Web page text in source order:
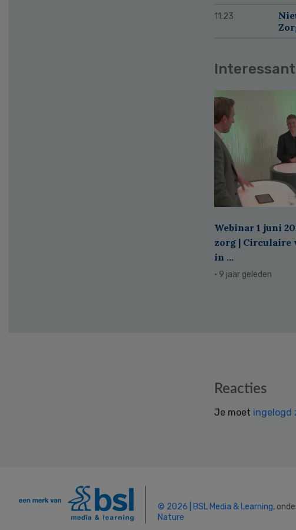
11:23
Webinar 1 juni
zorg | Circulaire
in ...
· 9 jaar geleden
Reacties
Je moet ingelogd
© 2026 | BSL Media & Learning,
Nature